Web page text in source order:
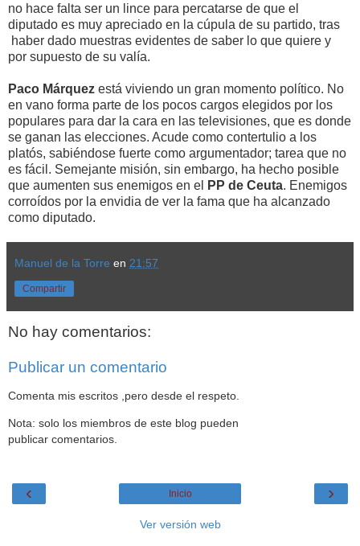
no hace falta ser un lince para percatarse de que el
diputado es muy apreciado en la cúpula de su partido, tras
haber dado muestras evidentes de saber lo que quiere y
por supuesto de su valía.
Paco Márquez está viviendo un gran momento político. No
en vano forma parte de los pocos cargos elegidos por los
populares para dar la cara en las televisiones, que es donde
se ganan las elecciones. Acude como contertulio a los
platós, sabiéndose fuerte como argumentador; tarea que no
es fácil. Semejante misión, sin embargo, ha hecho posible
que aumenten sus enemigos en el
PP de Ceuta. Enemigos
corroídos por la envidia de ver la fama que ha alcanzado
como diputado.
Manuel de la Torre en 21:57
Compartir
No hay comentarios:
Publicar un comentario
Comenta mis escritos ,pero desde el respeto.
Nota: solo los miembros de este blog pueden
publicar comentarios.
‹ ›
Inicio
Ver versión web